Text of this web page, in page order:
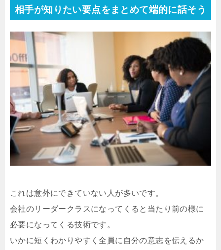
相手が知りたい要点をまとめて端的に話そう
これは意外にできていない人が多いです。
会社のリーダークラスになってくると当たり前の様に
必要になってくる技術です。
いかに短くわかりやすく全員に自分の意志を伝えるか